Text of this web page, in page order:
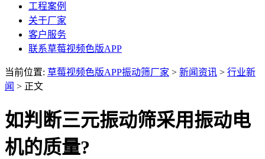
工程案例
关于厂家
客户服务
联系草莓视频色版APP
当前位置: 草莓视频色版APP振动筛厂家 > 新闻资讯 > 行业新
闻 > 正文
如判断三元振动筛采用振动电
机的质量?